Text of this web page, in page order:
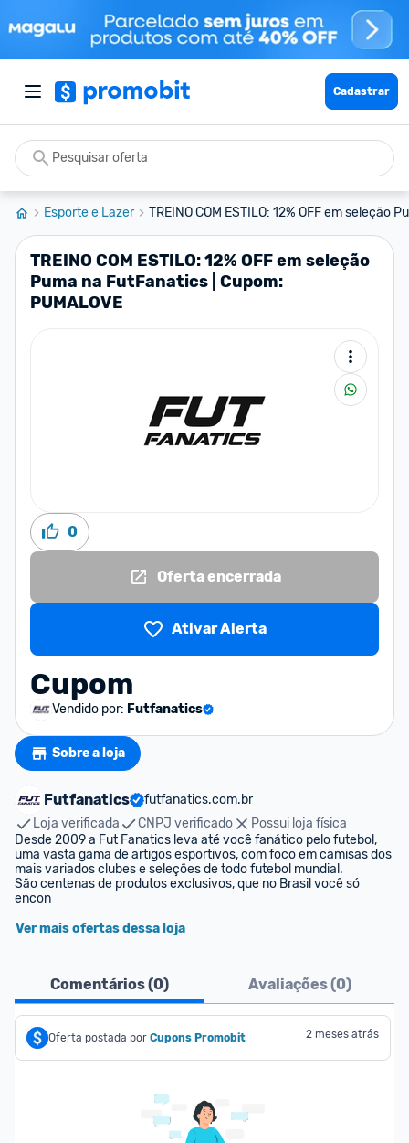
Cadastrar
Esporte e Lazer TREINO COM ESTILO: 12% OFF em seleção
TREINO COM ESTILO: 12% OFF em seleção
Puma na FutFanatics | Cupom:
PUMALOVE
0
Oferta encerrada
Ativar Alerta
Cupom
Vendido por: Futfanatics
Sobre a loja
Futfanatics
futfanatics.com.br
Loja verificada
CNPJ verificado
Possui loja física
Desde 2009 a Fut Fanatics leva até você fanático pelo futebol,
uma vasta gama de artigos esportivos, com foco em camisas dos
mais variados clubes e seleções de todo futebol mundial.
São centenas de produtos exclusivos, que no Brasil você só
encon
Ver mais ofertas dessa loja
Comentários (0) Avaliações (0)
Oferta postada por Cupons Promobit 2 meses atrás